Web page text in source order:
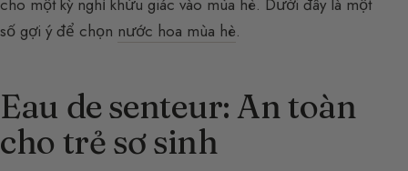
cho một kỳ nghỉ khứu giác vào mùa hè. Dưới đây là một
số gợi ý để chọn nước hoa mùa hè.
Eau de senteur: An toàn
cho trẻ sơ sinh